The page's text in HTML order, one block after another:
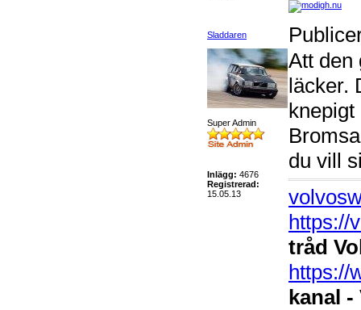
Sladdaren
Super Admin
Inlägg: 4676
Registrerad:
15.05.13
Att den
läcker.
knepigt
du vill
https://
tråd
https://
kanal